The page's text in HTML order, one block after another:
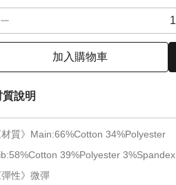
加入購物車
質說明
材質》Main:66%Cotton 34%Polyester
39%Polyester 3%Spandex
彈性》微彈